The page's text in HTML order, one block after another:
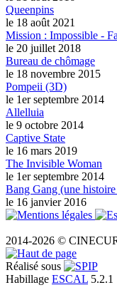
Queenpins
le 18 août 2021
Mission : Impossible -
le 20 juillet 2018
Bureau de chômage
le 18 novembre 2015
Pompeii (3D)
le 1er septembre 2014
Allelluia
le 9 octobre 2014
Captive State
le 16 mars 2019
The Invisible Woman
le 1er septembre 2014
Bang Gang (une
le 16 janvier 2016
2014-2026 ©
Réalisé sous
Habillage ESCAL 5.2.1